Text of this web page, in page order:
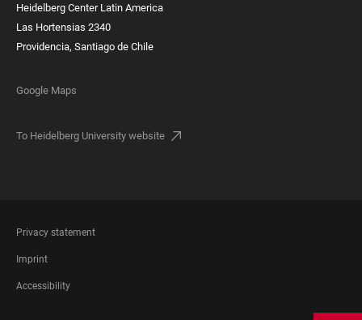
Heidelberg Center Latin America
Las Hortensias 2340
Providencia, Santiago de Chile
Google Maps
To Heidelberg University website
FOOTER
LEGAL
Privacy statement
Imprint
Accessibility